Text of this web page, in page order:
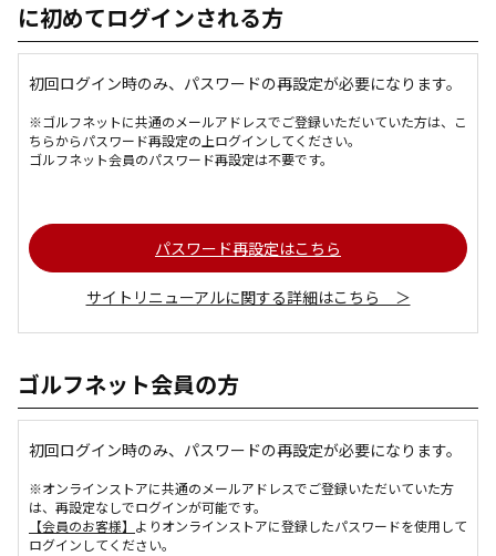
に初めてログインされる方
初回ログイン時のみ、パスワードの再設定が必要になります。
※ゴルフネットに共通のメールアドレスでご登録いただいていた方は、こ
ちらからパスワード再設定の上ログインしてください。
ゴルフネット会員のパスワード再設定は不要です。
パスワード再設定はこちら
サイトリニューアルに関する詳細はこちら ＞
ゴルフネット会員の方
初回ログイン時のみ、パスワードの再設定が必要になります。
※オンラインストアに共通のメールアドレスでご登録いただいていた方
は、再設定なしでログインが可能です。
【会員のお客様】 よりオンラインストアに登録したパスワードを使用して
ログインしてください。